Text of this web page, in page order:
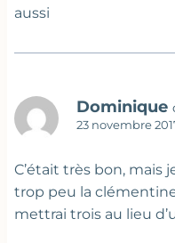
aussi
Dominique
23 novembre
C’était très bon, mais
trop peu la
mettrai trois au lieu